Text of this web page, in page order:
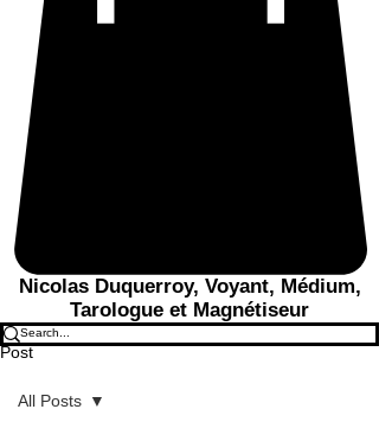
Nicolas Duquerroy, Voyant, Médium,
Tarologue et Magnétiseur
Post
All Posts